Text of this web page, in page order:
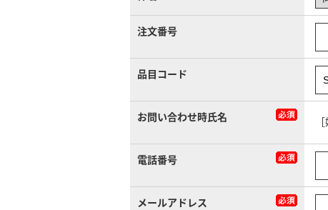
注文番号
品目コード
お問い合わせ時氏名
電話番号
メールアドレス